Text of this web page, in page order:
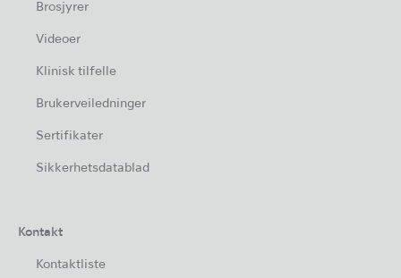
Brosjyrer
Videoer
Klinisk tilfelle
Brukerveiledninger
Sertifikater
Sikkerhetsdatablad
Kontakt
Kontaktliste